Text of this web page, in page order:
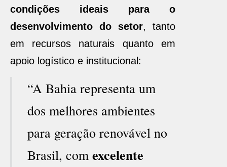
condições ideais para o
desenvolvimento do setor, tanto
em recursos naturais quanto em
apoio logístico e institucional:
“A Bahia representa um
dos melhores ambientes
para geração renovável no
Brasil, com excelente